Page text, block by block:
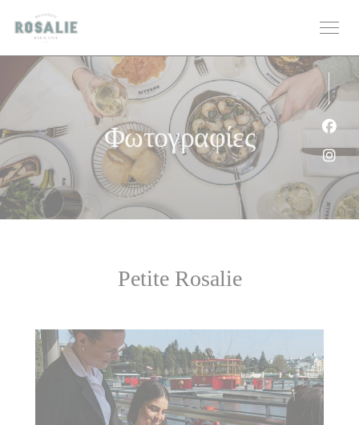
Πίνακας διαχείρισης "Μπισκότων" (Cookies)
Φωτογραφίες
Petite Rosalie